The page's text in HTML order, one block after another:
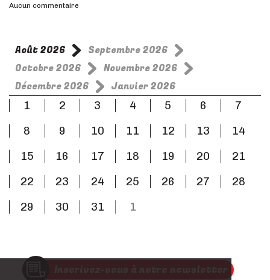
Aucun commentaire
Août 2026
Septembre 2026
Octobre 2026
Novembre 2026
Décembre 2026
Janvier 2026
1
2 3 4 5 6
7
8
9 10 11 12 13
14
15
16 17 18 19 20
21
22
23 24 25 26 27
28
29
30 31 1